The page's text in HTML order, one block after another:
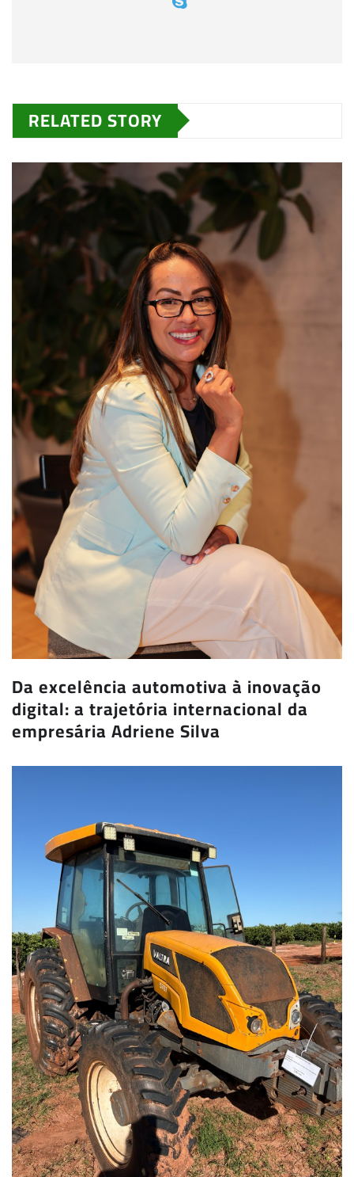
RELATED STORY
Da excelência automotiva à inovação
digital: a trajetória internacional da
empresária Adriene Silva